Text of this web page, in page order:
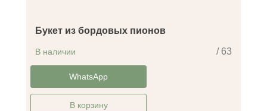
Букет из бордовых пионов
/ 63
В наличии
-30%WhatsApp
В корзину